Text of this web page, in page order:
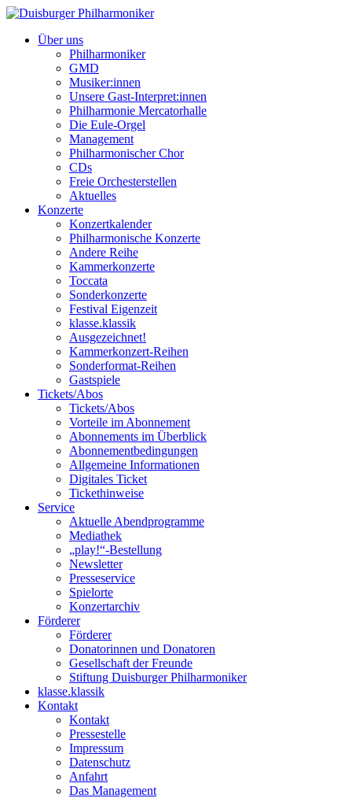
Über uns
Philharmoniker
GMD
Musiker:innen
Unsere Gast-Interpret:innen
Philharmonie Mercatorhalle
Die Eule-Orgel
Management
Philharmonischer Chor
CDs
Freie Orchesterstellen
Aktuelles
Konzerte
Konzertkalender
Philharmonische Konzerte
Andere Reihe
Kammerkonzerte
Toccata
Sonderkonzerte
Festival Eigenzeit
klasse.klassik
Ausgezeichnet!
Kammerkonzert-Reihen
Sonderformat-Reihen
Gastspiele
Tickets/Abos
Tickets/Abos
Vorteile im Abonnement
Abonnements im Überblick
Abonnement­bedingungen
Allgemeine Informationen
Digitales Ticket
Ticket­hinweise
Service
Aktuelle Abendprogramme
Mediathek
„play!“-Bestellung
Newsletter
Presseservice
Spielorte
Konzertarchiv
Förderer
Förderer
Donatorinnen und Donatoren
Gesellschaft der Freunde
Stiftung Duisburger Philharmoniker
klasse.klassik
Kontakt
Kontakt
Pressestelle
Impressum
Datenschutz
Anfahrt
Das Management